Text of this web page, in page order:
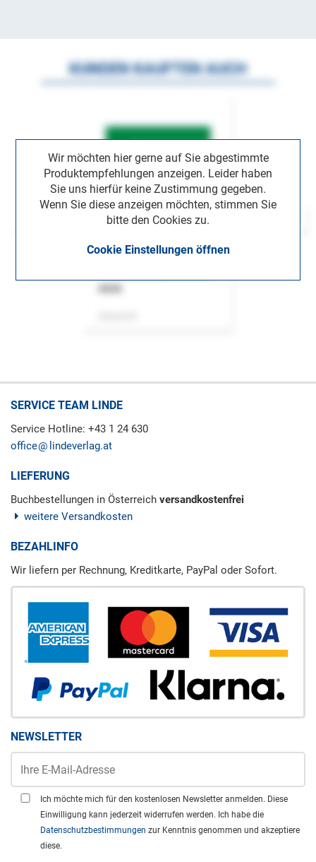
Wir möchten hier gerne auf Sie abgestimmte
Produktempfehlungen anzeigen. Leider haben
Sie uns hierfür keine Zustimmung gegeben.
Wenn Sie diese anzeigen möchten, stimmen Sie
bitte den Cookies zu.
Cookie Einstellungen öffnen
KUNDEN KAUFTEN AUCH
SERVICE TEAM LINDE
Service Hotline: +43 1 24 630
office
lindeverlag.at
LIEFERUNG
Buchbestellungen in Österreich versandkostenfrei
weitere Versandkosten
BEZAHLINFO
Wir liefern per Rechnung, Kreditkarte, PayPal oder Sofort.
NEWSLETTER
Ich möchte mich für den kostenlosen Newsletter anmelden. Diese
Einwilligung kann jederzeit widerrufen werden. Ich habe die
Datenschutzbestimmungen zur Kenntnis genommen und akzeptiere
diese.